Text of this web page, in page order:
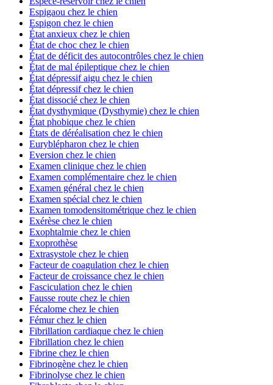
Espigaou chez le chien
Espigon chez le chien
État anxieux chez le chien
État de choc chez le chien
État de déficit des autocontrôles chez le chien
État de mal épileptique chez le chien
État dépressif aigu chez le chien
État dépressif chez le chien
État dissocié chez le chien
État dysthymique (Dysthymie) chez le chien
État phobique chez le chien
États de déréalisation chez le chien
Euryblépharon chez le chien
Eversion chez le chien
Examen clinique chez le chien
Examen complémentaire chez le chien
Examen général chez le chien
Examen spécial chez le chien
Examen tomodensitométrique chez le chien
Exérèse chez le chien
Exophtalmie chez le chien
Exoprothèse
Extrasystole chez le chien
Facteur de coagulation chez le chien
Facteur de croissance chez le chien
Fasciculation chez le chien
Fausse route chez le chien
Fécalome chez le chien
Fémur chez le chien
Fibrillation cardiaque chez le chien
Fibrillation chez le chien
Fibrine chez le chien
Fibrinogène chez le chien
Fibrinolyse chez le chien